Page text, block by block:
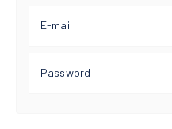
E-mail
Password